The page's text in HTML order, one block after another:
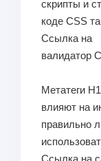
скрипты и
коде CSS
Ссылка на
валидатор
Метатеги
влияют на
правильно
Ссылка на